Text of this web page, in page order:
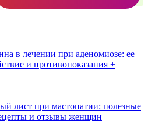
в лечении при аденомиозе: ее
и противопоказания +
лист при мастопатии: полезные
и отзывы женщин